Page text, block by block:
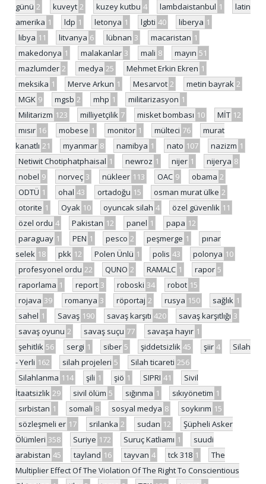
günü 2 kuveyt 2 kuzey kutbu 4 lambdaistanbul 1
latin
amerika 1 ldp 1 letonya 1 lgbti 40 liberya 1
libya 11 litvanya 6 lübnan 3 macaristan 1
makedonya 1 malakanlar 3 mali 8 mayın 51
mazlumder 2 medya 25 Mehmet Erkin Ekren 1
meksika 1 Merve Arkun 1 Mesarvot 2 metin bayrak 2
MGK 9 mgsb 2 mhp 1 militarizasyon 1
Militarizm 123 milliyetçilik 7 misket bombası 10 MİT 12
mısır 16 mobese 1 monitor 1 mülteci 76
murat
kanatlı 21 myanmar 8 namibya 1 nato 107 nazizm 1
Netiwit Chotiphatphaisal 1 newroz 1 nijer 1 nijerya 8
nobel 9 norveç 3 nükleer 113 OAC 9 obama 2
ODTÜ 1 ohal 43 ortadoğu 15 osman murat ülke 2
otorite 1 Oyak 10 oyuncak silah 4 özel güvenlik 11
özel ordu 4 Pakistan 12 panel 1 papa 12
paraguay 1 PEN 1 pesco 2 peşmerge 1
pınar
selek 18 pkk 12 Polen Ünlü 1 polis 43 polonya 10
profesyonel ordu 22 QUNO 2 RAMALC 1 rapor 5
raporlama 1 report 3 roboski 34 robot 15
rojava 39 romanya 3 röportaj 2 rusya 150 sağlık 1
sahel 1 Savaş 190 savaş karşıtı 420 savaş karşıtlığı 3
savaş oyunu 2 savaş suçu 77 savaşa hayır 1
şehitlik 56 sergi 1 siber 5 şiddetsizlik 45 şiir 4
Silah
- Yerli 162 silah projeleri 5 Silah ticareti 256
Silahlanma 114 şili 1 şiö 1 SIPRI 41
Sivil
İtaatsizlik 29 sivil ölüm 5 sığınma 1 sıkıyönetim 1
sırbistan 1 somali 8 sosyal medya 8 soykırım 15
sözleşmeli er 17 srilanka 2 sudan 12
Şüpheli Asker
Ölümleri 358 Suriye 172 Suruç Katliamı 1
suudi
arabistan 45 tayland 16 tayvan 4 tck 318 1
The
Multiplier Effect Of The Violation Of The Right To Conscientious